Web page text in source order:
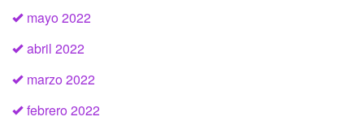
mayo 2022
abril 2022
marzo 2022
febrero 2022